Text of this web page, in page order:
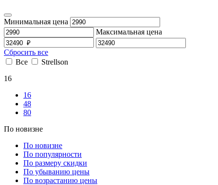
Минимальная цена
Максимальная цена
Сбросить все
Все
Strellson
16
16
48
80
По новизне
По новизне
По популярности
По размеру скидки
По убыванию цены
По возрастанию цены